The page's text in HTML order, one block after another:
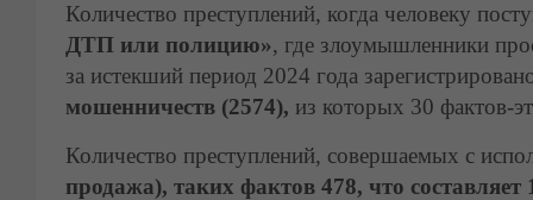
Количество преступлений, когда человеку
ДТП или полицию», где злоумышленники
за истекший период 2024 года
мошенничеств (2574), из которых 30 фактов-
Количество преступлений, совершаемых с
продажа), таких фактов 478, что